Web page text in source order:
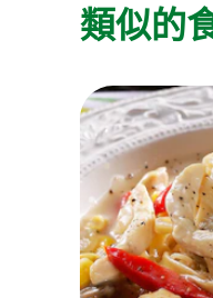
類似的